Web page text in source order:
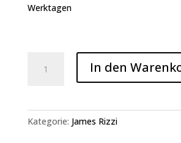
Werktagen
RIZZI
In den
Kategorie: James Rizzi